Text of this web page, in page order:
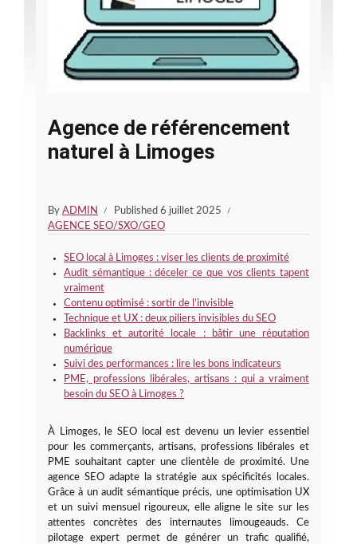
Agence de référencement
naturel à Limoges
By ADMIN Published 6 juillet 2025
AGENCE SEO/SXO/GEO
SEO local à Limoges : viser les clients de proximité
Audit sémantique : déceler ce que vos clients tapent
vraiment
Contenu optimisé : sortir de l’invisible
Technique et UX : deux piliers invisibles du SEO
Backlinks et autorité locale : bâtir une réputation
numérique
Suivi des performances : lire les bons indicateurs
PME, professions libérales, artisans : qui a vraiment
besoin du SEO à Limoges ?
À Limoges, le SEO local est devenu un levier essentiel
pour les commerçants, artisans, professions libérales et
PME souhaitant capter une clientèle de proximité. Une
agence SEO adapte la stratégie aux spécificités locales.
Grâce à un audit sémantique précis, une optimisation UX
et un suivi mensuel rigoureux, elle aligne le site sur les
attentes concrètes des internautes limougeauds. Ce
pilotage expert permet de générer un trafic qualifié,